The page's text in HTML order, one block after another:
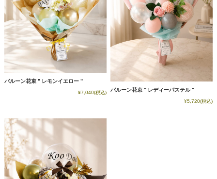
バルーン花束 " レモンイエロー "
¥7,040(税込) バルーン花束 " レディーパステル "
¥5,720(税込)